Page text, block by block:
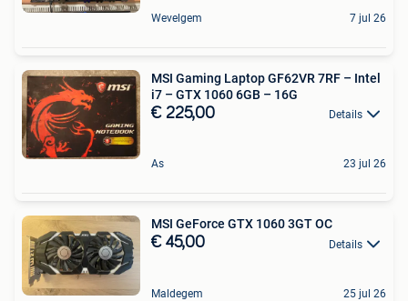
Wevelgem 7 jul 26
MSI Gaming Laptop GF62VR 7RF – Intel
i7 – GTX 1060 6GB – 16G
€ 225,00 Details
As 23 jul 26
MSI GeForce GTX 1060 3GT OC
€ 45,00 Details
Maldegem 25 jul 26